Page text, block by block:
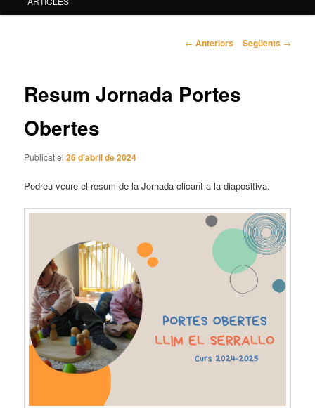
Navegació
← Anteriors Següents →
Resum Jornada Portes
Obertes
Publicat el26 d'abril de 2024
Podreu veure el resum de la Jornada clicant a la diapositiva.